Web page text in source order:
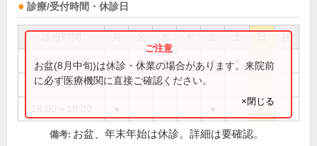
診療/受付時間・休診日
祝
8:30～12:30 ● ● ● ● ●
15:00～18:00 ● ●
お盆(8月中旬)は休診・休業の場合があります。来院前
に必ず医療機関に直接ご確認ください。
×閉じる
備考: お盆、年末年始は休診。詳細は要確認。